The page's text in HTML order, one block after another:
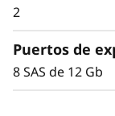
o
2
Puertos de
8 SAS de 12 Gb